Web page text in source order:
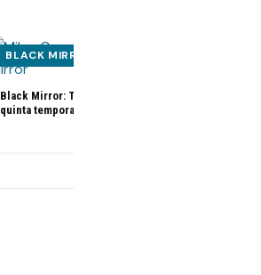
BLACK MIRROR
Black Mirror: Tráiler y sinopsis de los episodios de
quinta temporada